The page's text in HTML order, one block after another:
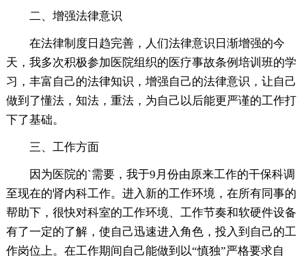
二、增强法律意识
在法律制度日趋完善，人们法律意识日渐增强的今
天，我多次积极参加医院组织的医疗事故条例培训班的学
习，丰富自己的法律知识，增强自己的法律意识，让自己
做到了懂法，知法，重法，为自己以后能更严谨的工作打
下了基础。
三、工作方面
因为医院的`需要，我于9月份由原来工作的干保科调
至现在的肾内科工作。进入新的工作环境，在所有同事的
帮助下，很快对科室的工作环境、工作节奏和软硬件设备
有了一定的了解，使自己迅速进入角色，投入到自己的工
作岗位上。在工作期间自己能做到以“慎独”严格要求自